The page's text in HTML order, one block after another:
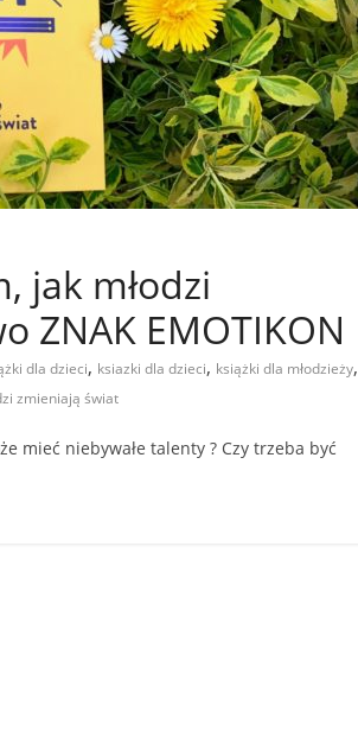
jak młodzi
ZNAK EMOTIKON
dla dzieci, ksiazki dla dzieci, książki dla młodzieży,
zmieniają świat
mieć niebywałe talenty ? Czy trzeba być